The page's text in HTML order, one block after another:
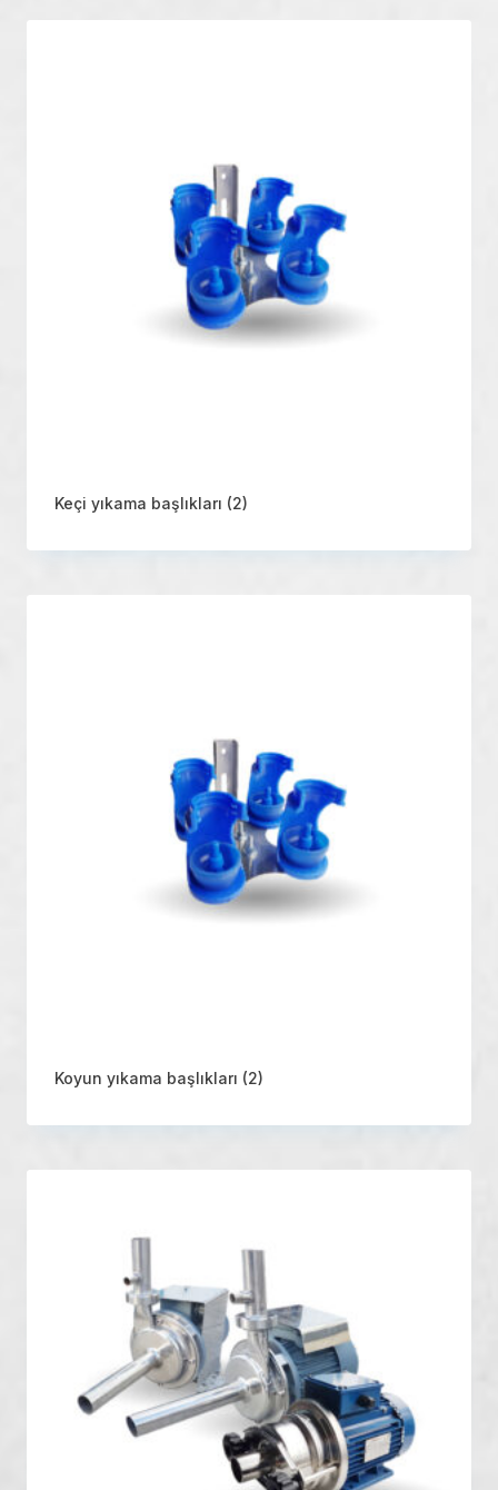
Keçi yıkama başlıkları (2)
Koyun yıkama başlıkları (2)